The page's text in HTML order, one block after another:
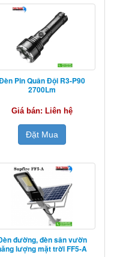
Pin Quân Đội R3-P90
2700Lm
Giá bán: Liên hệ
Đặt Mua
đường, đèn sân vườn
lượng mặt trời FF5-A